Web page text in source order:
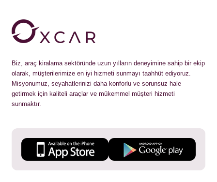
Biz, araç kiralama sektöründe uzun yılların deneyimine sahip bir ekip
olarak, müşterilerimize en iyi hizmeti sunmayı taahhüt ediyoruz.
Misyonumuz, seyahatlerinizi daha konforlu ve sorunsuz hale
getirmek için kaliteli araçlar ve mükemmel müşteri hizmeti
sunmaktır.